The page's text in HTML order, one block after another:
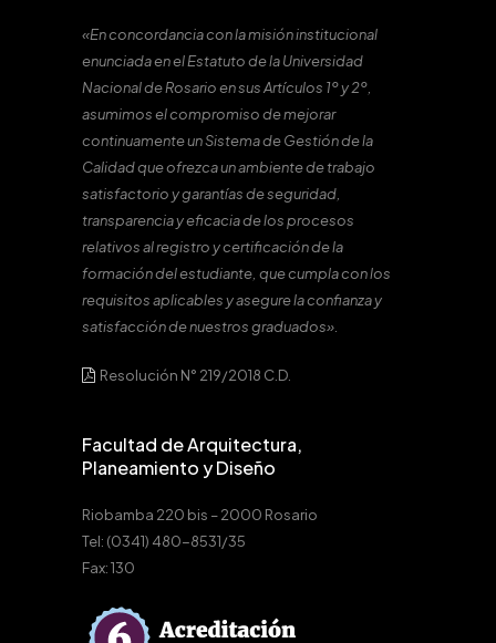
«En concordancia con la misión institucional
enunciada en el Estatuto de la Universidad
Nacional de Rosario en sus Artículos 1º y 2º,
asumimos el compromiso de mejorar
continuamente un Sistema de Gestión de la
Calidad que ofrezca un ambiente de trabajo
satisfactorio y garantías de seguridad,
transparencia y eficacia de los procesos
relativos al registro y certificación de la
formación del estudiante, que cumpla con los
requisitos aplicables y asegure la confianza y
satisfacción de nuestros graduados».
Resolución N° 219/2018 C.D.
Facultad de Arquitectura,
Planeamiento y Diseño
Riobamba 220 bis – 2000 Rosario
Tel: (0341) 480-8531/35
Fax: 130